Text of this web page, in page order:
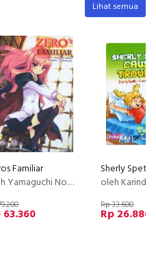
Lihat semua
Familiar
Yamaguchi Noboru
63.360
oleh Karinda
Rp 33.600
Rp 26.880